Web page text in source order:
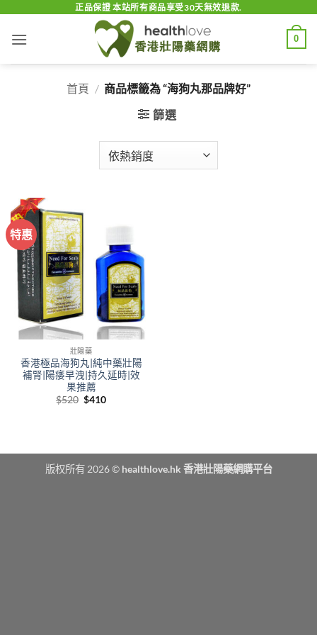
content
正品保證 本站所有商品享受30天無效退款.
0
首頁 / 商品標籤為 “海狗丸那品牌好”
篩選
特惠
壯陽藥
香港極品海狗丸|純中藥壯陽
補腎|陽痿早洩|持久延時|效
果推薦
$520 Original
$410Current
版权所有 2026 © healthlove.hk 香港壯陽藥網購平台